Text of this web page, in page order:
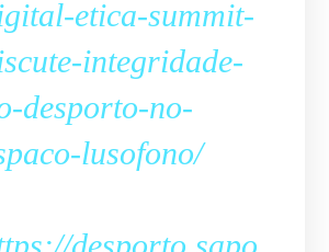
etica-summit-
integridade-
desporto-no-
lusofono/